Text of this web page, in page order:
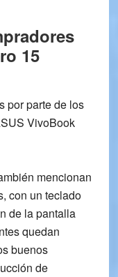
15
por parte de los
VivoBook
mencionan
con un teclado
de la pantalla
quedan
buenos
de